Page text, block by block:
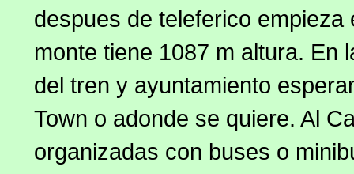
despues de teleferico
monte tiene 1087 m altura. En
del tren y ayuntamiento
Town o adonde se quiere. Al
organizadas con buses o